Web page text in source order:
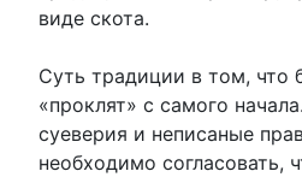
виде скота.
Суть традиции в том, что
«проклят» с самого
суеверия и неписаные
необходимо согласовать,